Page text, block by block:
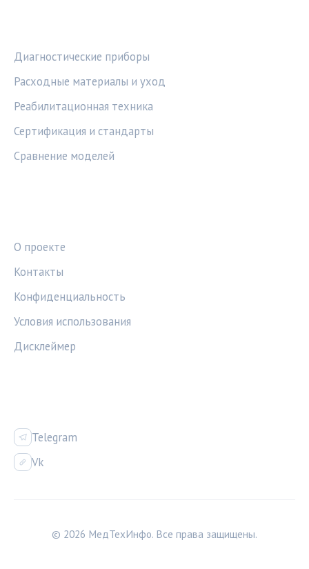
Диагностические приборы
Расходные материалы и уход
Реабилитационная техника
Сертификация и стандарты
Сравнение моделей
О проекте
Контакты
Конфиденциальность
Условия использования
Дисклеймер
Telegram
Vk
© 2026 МедТехИнфо. Все права защищены.